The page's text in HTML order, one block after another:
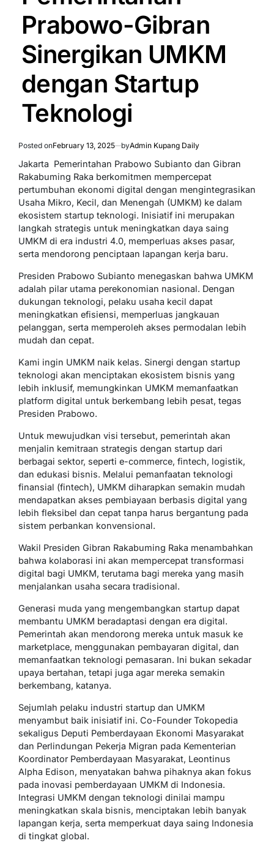
Prabowo-Gibran
Sinergikan UMKM
dengan Startup
Teknologi
Posted onFebruary 13, 2025 byAdmin Kupang Daily
Jakarta  Pemerintahan Prabowo Subianto dan Gibran
Rakabuming Raka berkomitmen mempercepat
pertumbuhan ekonomi digital dengan mengintegrasikan
Usaha Mikro, Kecil, dan Menengah (UMKM) ke dalam
ekosistem startup teknologi. Inisiatif ini merupakan
langkah strategis untuk meningkatkan daya saing
UMKM di era industri 4.0, memperluas akses pasar,
serta mendorong penciptaan lapangan kerja baru.
Presiden Prabowo Subianto menegaskan bahwa UMKM
adalah pilar utama perekonomian nasional. Dengan
dukungan teknologi, pelaku usaha kecil dapat
meningkatkan efisiensi, memperluas jangkauan
pelanggan, serta memperoleh akses permodalan lebih
mudah dan cepat.
Kami ingin UMKM naik kelas. Sinergi dengan startup
teknologi akan menciptakan ekosistem bisnis yang
lebih inklusif, memungkinkan UMKM memanfaatkan
platform digital untuk berkembang lebih pesat, tegas
Presiden Prabowo.
Untuk mewujudkan visi tersebut, pemerintah akan
menjalin kemitraan strategis dengan startup dari
berbagai sektor, seperti e-commerce, fintech, logistik,
dan edukasi bisnis. Melalui pemanfaatan teknologi
finansial (fintech), UMKM diharapkan semakin mudah
mendapatkan akses pembiayaan berbasis digital yang
lebih fleksibel dan cepat tanpa harus bergantung pada
sistem perbankan konvensional.
Wakil Presiden Gibran Rakabuming Raka menambahkan
bahwa kolaborasi ini akan mempercepat transformasi
digital bagi UMKM, terutama bagi mereka yang masih
menjalankan usaha secara tradisional.
Generasi muda yang mengembangkan startup dapat
membantu UMKM beradaptasi dengan era digital.
Pemerintah akan mendorong mereka untuk masuk ke
marketplace, menggunakan pembayaran digital, dan
memanfaatkan teknologi pemasaran. Ini bukan sekadar
upaya bertahan, tetapi juga agar mereka semakin
berkembang, katanya.
Sejumlah pelaku industri startup dan UMKM
menyambut baik inisiatif ini. Co-Founder Tokopedia
sekaligus Deputi Pemberdayaan Ekonomi Masyarakat
dan Perlindungan Pekerja Migran pada Kementerian
Koordinator Pemberdayaan Masyarakat, Leontinus
Alpha Edison, menyatakan bahwa pihaknya akan fokus
pada inovasi pemberdayaan UMKM di Indonesia.
Integrasi UMKM dengan teknologi dinilai mampu
meningkatkan skala bisnis, menciptakan lebih banyak
lapangan kerja, serta memperkuat daya saing Indonesia
di tingkat global.